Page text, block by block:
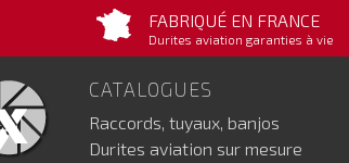
FABRIQUÉ EN FRANCE
Durites aviation garanties à vie
CATALOGUES
Raccords, tuyaux, banjos
Durites aviation sur mesure